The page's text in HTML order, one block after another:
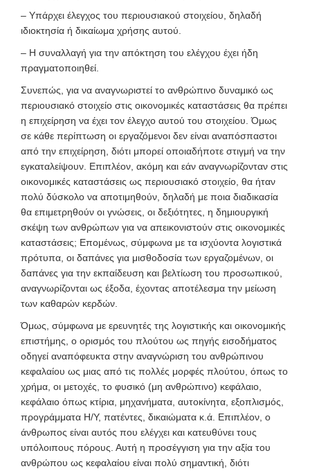
– Υπάρχει έλεγχος του περιουσιακού στοιχείου, δηλαδή
ιδιοκτησία ή δικαίωμα χρήσης αυτού.
– Η συναλλαγή για την απόκτηση του ελέγχου έχει ήδη
πραγματοποιηθεί.
Συνεπώς, για να αναγνωριστεί το ανθρώπινο δυναμικό ως
περιουσιακό στοιχείο στις οικονομικές καταστάσεις θα πρέπει
η επιχείρηση να έχει τον έλεγχο αυτού του στοιχείου. Όμως
σε κάθε περίπτωση οι εργαζόμενοι δεν είναι αναπόσπαστοι
από την επιχείρηση, διότι μπορεί οποιαδήποτε στιγμή να την
εγκαταλείψουν. Επιπλέον, ακόμη και εάν αναγνωρίζονταν στις
οικονομικές καταστάσεις ως περιουσιακό στοιχείο, θα ήταν
πολύ δύσκολο να αποτιμηθούν, δηλαδή με ποια διαδικασία
θα επιμετρηθούν οι γνώσεις, οι δεξιότητες, η δημιουργική
σκέψη των ανθρώπων για να απεικονιστούν στις οικονομικές
καταστάσεις; Επομένως, σύμφωνα με τα ισχύοντα λογιστικά
πρότυπα, οι δαπάνες για μισθοδοσία των εργαζομένων, οι
δαπάνες για την εκπαίδευση και βελτίωση του προσωπικού,
αναγνωρίζονται ως έξοδα, έχοντας αποτέλεσμα την μείωση
των καθαρών κερδών.
Όμως, σύμφωνα με ερευνητές της λογιστικής και οικονομικής
επιστήμης, ο ορισμός του πλούτου ως πηγής εισοδήματος
οδηγεί αναπόφευκτα στην αναγνώριση του ανθρώπινου
κεφαλαίου ως μιας από τις πολλές μορφές πλούτου, όπως το
χρήμα, οι μετοχές, το φυσικό (μη ανθρώπινο) κεφάλαιο,
κεφάλαιο όπως κτίρια, μηχανήματα, αυτοκίνητα, εξοπλισμός,
προγράμματα Η/Υ, πατέντες, δικαιώματα κ.ά. Επιπλέον, ο
άνθρωπος είναι αυτός που ελέγχει και κατευθύνει τους
υπόλοιπους πόρους. Αυτή η προσέγγιση για την αξία του
ανθρώπου ως κεφαλαίου είναι πολύ σημαντική, διότι